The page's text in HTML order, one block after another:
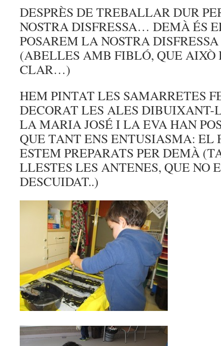
DESPRÈS DE TREBALLAR DUR
NOSTRA DISFRESSA… DEMÀ ÉS
POSAREM LA NOSTRA
(ABELLES AMB FIBLÓ, QUE
CLAR…)
HEM PINTAT LES SAMARRETES
DECORAT LES ALES DIBUIXANT-
LA MARIA JOSÉ I LA EVA HAN
QUE TANT ENS ENTUSIASMA:
ESTEM PREPARATS PER DEMÀ
LLESTES LES ANTENES, QUE NO
DESCUIDAT..)